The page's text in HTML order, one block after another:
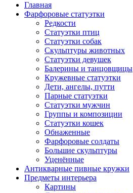
Главная
Фарфоровые статуэтки
Редкости
Cтатуэтки птиц
Cтатуэтки собак
Скульптуры животных
Статуэтки девушек
Балерины и танцовщицы
Кружевные статуэтки
Дети, ангелы, путти
Парные статуэтки
Статуэтки мужчин
Группы и композиции
Статуэтки кошек
Обнаженные
Фарфоровые солдаты
Большие скульптуры
Уценённые
Антикварные пивные кружки
Предметы интерьера
Картины